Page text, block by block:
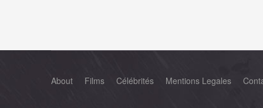
About Films Célébrités Mentions Legales